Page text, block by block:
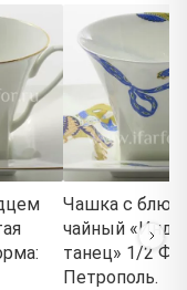
Чашка с
чайный
танец» 1/2
Петрополь.